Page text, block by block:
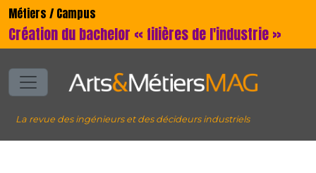
Métiers / Campus
Création du bachelor « filières de l'industrie »
La revue des ingénieurs et des décideurs industriels